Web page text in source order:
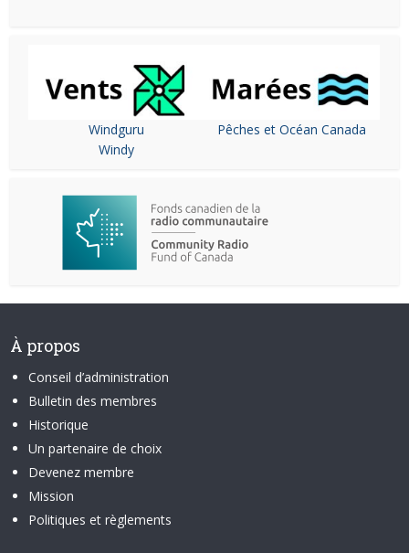
Windguru
Windy
Pêches et Océan Canada
À propos
Conseil d’administration
Bulletin des membres
Historique
Un partenaire de choix
Devenez membre
Mission
Politiques et règlements